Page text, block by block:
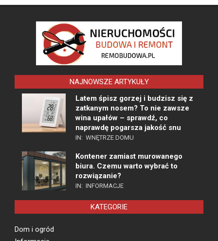
NAJNOWSZE ARTYKUŁY
Latem śpisz gorzej i budzisz się z
zatkanym nosem? To nie zawsze
wina upałów – sprawdź, co
naprawdę pogarsza jakość snu
IN: WNĘTRZE DOMU
Kontener zamiast murowanego
biura. Czemu warto wybrać to
rozwiązanie?
IN: INFORMACJE
KATEGORIE
Dom i ogród